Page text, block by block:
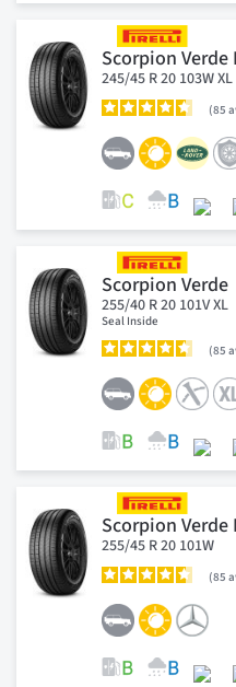
Scorpion Verde
245/45 R 20 103W XL
85
Scorpion Verde
255/40 R 20 101V XL
Seal Inside
85
Scorpion Verde
255/45 R 20 101W
85